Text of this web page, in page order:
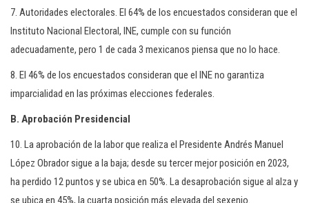
7. Autoridades electorales. El 64% de los encuestados consideran que el
Instituto Nacional Electoral, INE, cumple con su función
adecuadamente, pero 1 de cada 3 mexicanos piensa que no lo hace.
8. El 46% de los encuestados consideran que el INE no garantiza
imparcialidad en las próximas elecciones federales.
B. Aprobación Presidencial
10. La aprobación de la labor que realiza el Presidente Andrés Manuel
López Obrador sigue a la baja; desde su tercer mejor posición en 2023,
ha perdido 12 puntos y se ubica en 50%. La desaprobación sigue al alza y
se ubica en 45%, la cuarta posición más elevada del sexenio.